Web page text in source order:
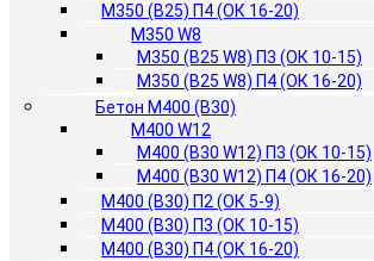
М350 (B25) П4 (ОК 16-20)
М350 W8
М350 (B25 W8) П3 (ОК 10-15)
М350 (B25 W8) П4 (ОК 16-20)
Бетон М400 (B30)
М400 W12
М400 (B30 W12) П3 (ОК 10-15)
М400 (B30 W12) П4 (ОК 16-20)
М400 (B30) П2 (ОК 5-9)
М400 (B30) П3 (ОК 10-15)
М400 (B30) П4 (ОК 16-20)